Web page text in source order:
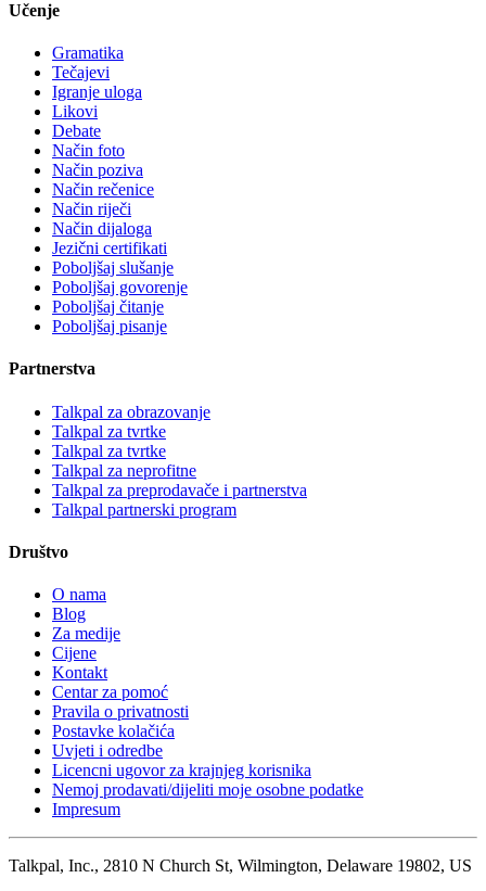
Učenje
Gramatika
Tečajevi
Igranje uloga
Likovi
Debate
Način foto
Način poziva
Način rečenice
Način riječi
Način dijaloga
Jezični certifikati
Poboljšaj slušanje
Poboljšaj govorenje
Poboljšaj čitanje
Poboljšaj pisanje
Partnerstva
Talkpal za obrazovanje
Talkpal za tvrtke
Talkpal za tvrtke
Talkpal za neprofitne
Talkpal za preprodavače i partnerstva
Talkpal partnerski program
Društvo
O nama
Blog
Za medije
Cijene
Kontakt
Centar za pomoć
Pravila o privatnosti
Postavke kolačića
Uvjeti i odredbe
Licencni ugovor za krajnjeg korisnika
Nemoj prodavati/dijeliti moje osobne podatke
Impresum
Talkpal, Inc., 2810 N Church St, Wilmington, Delaware 19802, US